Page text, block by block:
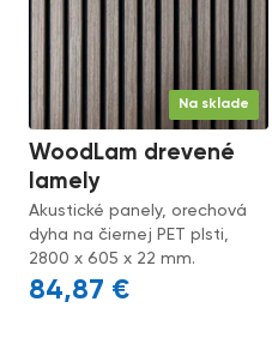
Na sklade
WoodLam drevené
lamely
Akustické panely, orechová
dyha na čiernej PET plsti,
2800 x 605 x 22 mm.
84,87 €